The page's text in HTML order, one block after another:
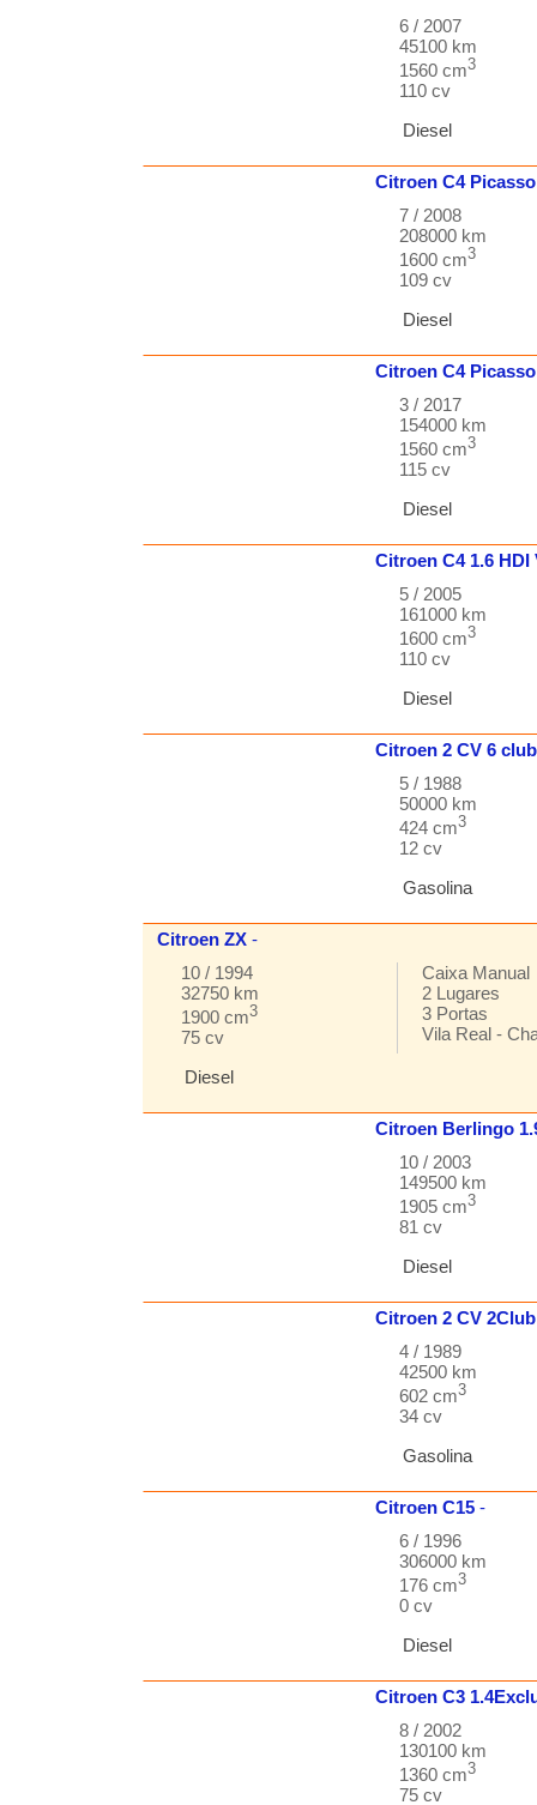
6 / 2007
45100 km
1560 cm3
110 cv
Diesel
Citroen C4 Picasso
7 / 2008
208000 km
1600 cm3
109 cv
Diesel
Citroen C4 Picasso
3 / 2017
154000 km
1560 cm3
115 cv
Diesel
Citroen C4 1.6 HDI
5 / 2005
161000 km
1600 cm3
110 cv
Diesel
Citroen 2 CV 6 club
5 / 1988
50000 km
424 cm3
12 cv
Gasolina
Citroen ZX -
10 / 1994
32750 km
1900 cm3
75 cv
Caixa Manual
2 Lugares
3 Portas
Vila Real -
Diesel
Citroen Berlingo
10 / 2003
149500 km
1905 cm3
81 cv
Diesel
Citroen 2 CV
4 / 1989
42500 km
602 cm3
34 cv
Gasolina
Citroen C15 -
6 / 1996
306000 km
176 cm3
0 cv
Diesel
Citroen C3
8 / 2002
130100 km
1360 cm3
75 cv